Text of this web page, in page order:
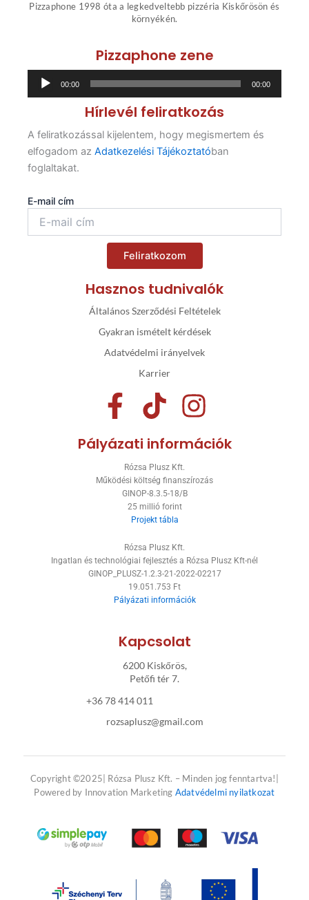
Pizzaphone 1998 óta a legkedveltebb pizzéria Kiskőrösön és
környékén.
Pizzaphone zene
Audió
00:00 00:00
Hírlevél feliratkozás
A feliratkozással kijelentem, hogy megismertem és
elfogadom az Adatkezelési Tájékoztatóban
foglaltakat.
E-mail cím
Feliratkozom
Hasznos tudnivalók
Általános Szerződési Feltételek
Gyakran ismételt kérdések
Adatvédelmi irányelvek
Karrier
F
a
c
e
b
o
k
-
f
T
i
k
t
o
k
I
n
s
t
r
a
m
Pályázati információk
Rózsa Plusz Kft.
Működési költség finanszírozás
GINOP-8.3.5-18/B
25 millió forint
Projekt tábla
Rózsa Plusz Kft.
Ingatlan és technológiai fejlesztés a Rózsa Plusz Kft-nél
GINOP_PLUSZ-1.2.3-21-2022-02217
19.051.753 Ft
Pályázati információk
Kapcsolat
6200 Kiskőrös,
Petőfi tér 7.
+36 78 414 011
rozsaplusz@gmail.com
Copyright ©2025| Rózsa Plusz Kft. – Minden jog fenntartva!|
Powered by Innovation Marketing Adatvédelmi nyilatkozat